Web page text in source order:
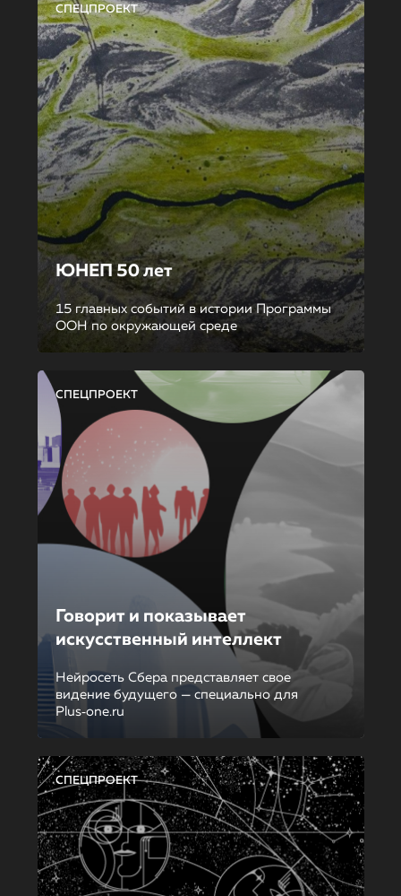
СПЕЦПРОЕКТ
ЮНЕП 50 лет
15 главных событий в истории Программы
ООН по окружающей среде
СПЕЦПРОЕКТ
Говорит и показывает
искусственный интеллект
Нейросеть Сбера представляет свое
видение будущего — специально для
Plus‑one.ru
СПЕЦПРОЕКТ